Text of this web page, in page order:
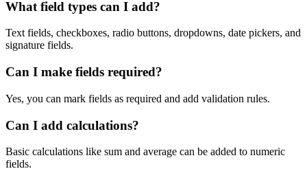
What field types can I add?
Text fields, checkboxes, radio buttons, dropdowns, date pickers, and
signature fields.
Can I make fields required?
Yes, you can mark fields as required and add validation rules.
Can I add calculations?
Basic calculations like sum and average can be added to numeric
fields.